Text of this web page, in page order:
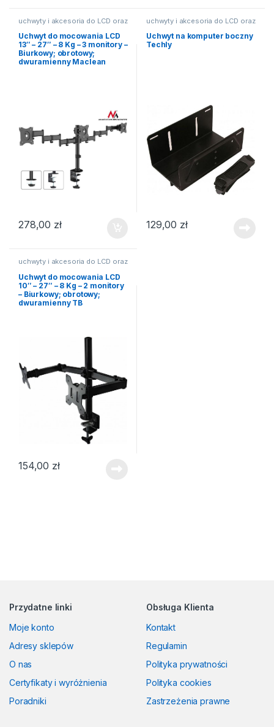
uchwyty i akcesoria do LCD oraz
Uchwyt do mocowania LCD
13″ – 27″ – 8 Kg – 3 monitory –
Biurkowy; obrotowy;
dwuramienny Maclean
278,00 zł
uchwyty i akcesoria do LCD oraz
Uchwyt na komputer boczny
Techly
129,00 zł
uchwyty i akcesoria do LCD oraz
Uchwyt do mocowania LCD
10″ – 27″ – 8 Kg – 2 monitory
– Biurkowy; obrotowy;
dwuramienny TB
154,00 zł
Przydatne linki
Moje konto
Adresy sklepów
O nas
Certyfikaty i wyróżnienia
Poradniki
Obsługa Klienta
Kontakt
Regulamin
Polityka prywatności
Polityka cookies
Zastrzeżenia prawne